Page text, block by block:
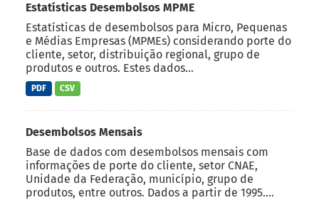
Estatísticas Desembolsos MPME
Estatísticas de desembolsos para Micro, Pequenas
e Médias Empresas (MPMEs) considerando porte do
cliente, setor, distribuição regional, grupo de
produtos e outros. Estes dados...
PDF CSV
Desembolsos Mensais
Base de dados com desembolsos mensais com
informações de porte do cliente, setor CNAE,
Unidade da Federação, município, grupo de
produtos, entre outros. Dados a partir de 1995....